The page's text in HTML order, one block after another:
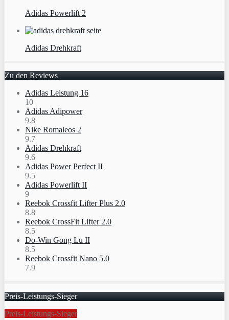
Adidas Powerlift 2
Adidas Drehkraft
Zu den Reviews
Adidas Leistung 16
10
Adidas Adipower
9.8
Nike Romaleos 2
9.7
Adidas Drehkraft
9.6
Adidas Power Perfect II
9.5
Adidas Powerlift II
9
Reebok Crossfit Lifter Plus 2.0
8.8
Reebok CrossFit Lifter 2.0
8.5
Do-Win Gong Lu II
8.5
Reebok Crossfit Nano 5.0
7.9
Preis-Leistungs-Sieger
Preis-Leistungs-Sieger